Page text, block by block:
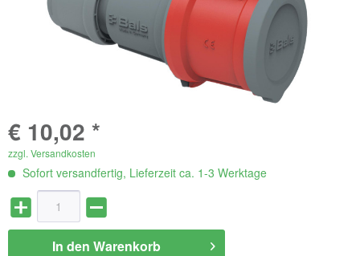
€ 10,02 *
zzgl. Versandkosten
Sofort versandfertig, Lieferzeit ca. 1-3 Werktage
In den Warenkorb